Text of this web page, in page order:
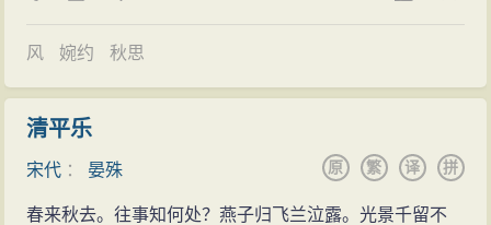
持。为此，迁右谏议大夫兼侍读学士、加给事中，后任
礼部侍郎知审官院、郊礼仪仗使、迁枢密副使。因反对
张耆升任枢密使，违反了刘太后的旨意，加之在玉清宫
怒以朝笏撞折侍从的门牙，被御史弹劾。
创办教育
风 婉约 秋思
清平乐
宋代 ： 晏殊 拼
译
繁
原
春来秋去。往事知何处？燕子归飞兰泣露。光景千留不